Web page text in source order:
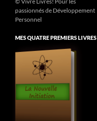
passionnés de Développement
Personnel
MES QUATRE PREMIERS LIVRES